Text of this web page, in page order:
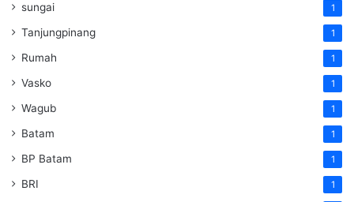
sungai 1
Tanjungpinang 1
Rumah 1
Vasko 1
Wagub 1
Batam 1
BP Batam 1
BRI 1